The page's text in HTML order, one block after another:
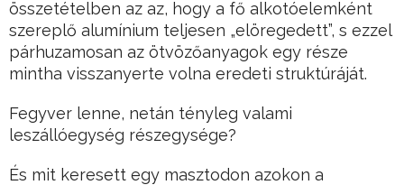
összetételben az az, hogy a fő alkotóelemként
szereplő alumínium teljesen „elöregedett”, s ezzel
párhuzamosan az ötvözőanyagok egy része
mintha visszanyerte volna eredeti struktúráját.
Fegyver lenne, netán tényleg valami
leszállóegység részegysége?
És mit keresett egy masztodon azokon a